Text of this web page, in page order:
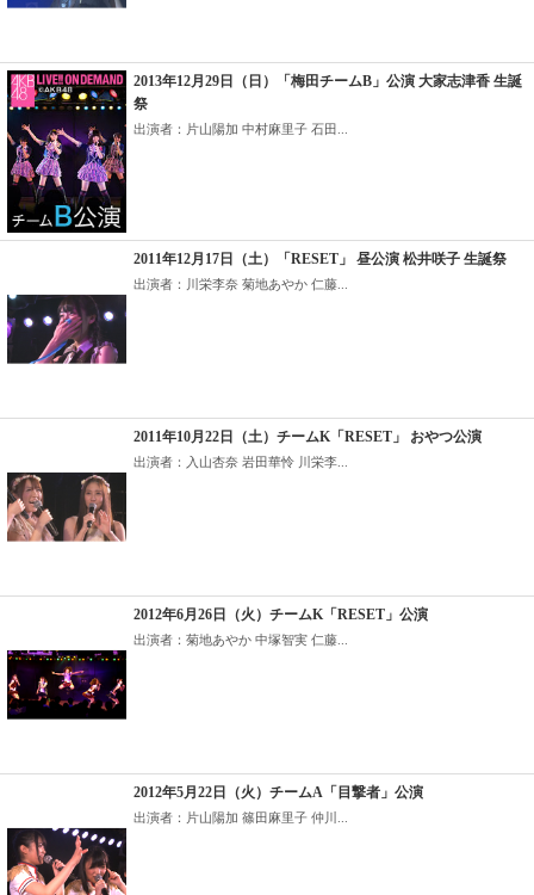
2013年12月29日（日）「梅田チームB」公演 大家志津香 生誕
祭
出演者：片山陽加 中村麻里子 石田...
2011年12月17日（土）「RESET」 昼公演 松井咲子 生誕祭
出演者：川栄李奈 菊地あやか 仁藤...
2011年10月22日（土）チームK「RESET」 おやつ公演
出演者：入山杏奈 岩田華怜 川栄李...
2012年6月26日（火）チームK「RESET」公演
出演者：菊地あやか 中塚智実 仁藤...
2012年5月22日（火）チームA「目撃者」公演
出演者：片山陽加 篠田麻里子 仲川...